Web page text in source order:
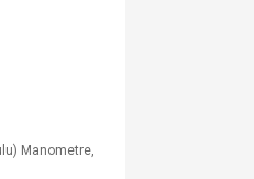
Manometre,